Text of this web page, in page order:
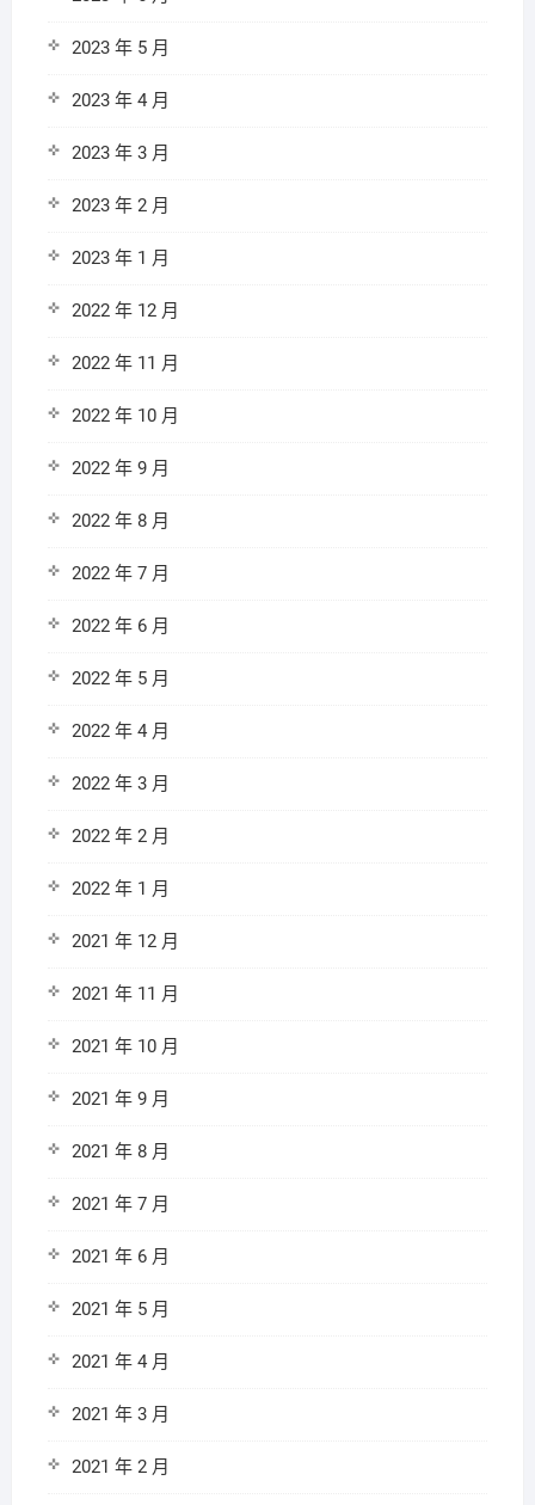
2023 年 5 月
2023 年 4 月
2023 年 3 月
2023 年 2 月
2023 年 1 月
2022 年 12 月
2022 年 11 月
2022 年 10 月
2022 年 9 月
2022 年 8 月
2022 年 7 月
2022 年 6 月
2022 年 5 月
2022 年 4 月
2022 年 3 月
2022 年 2 月
2022 年 1 月
2021 年 12 月
2021 年 11 月
2021 年 10 月
2021 年 9 月
2021 年 8 月
2021 年 7 月
2021 年 6 月
2021 年 5 月
2021 年 4 月
2021 年 3 月
2021 年 2 月